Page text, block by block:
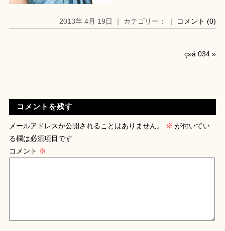
2013年 4月 19日 ｜ カテゴリー： ｜ コメント (0)
ç»å 034 »
コメントを残す
メールアドレスが公開されることはありません。 ※ が付いてい
る欄は必須項目です
コメント ※